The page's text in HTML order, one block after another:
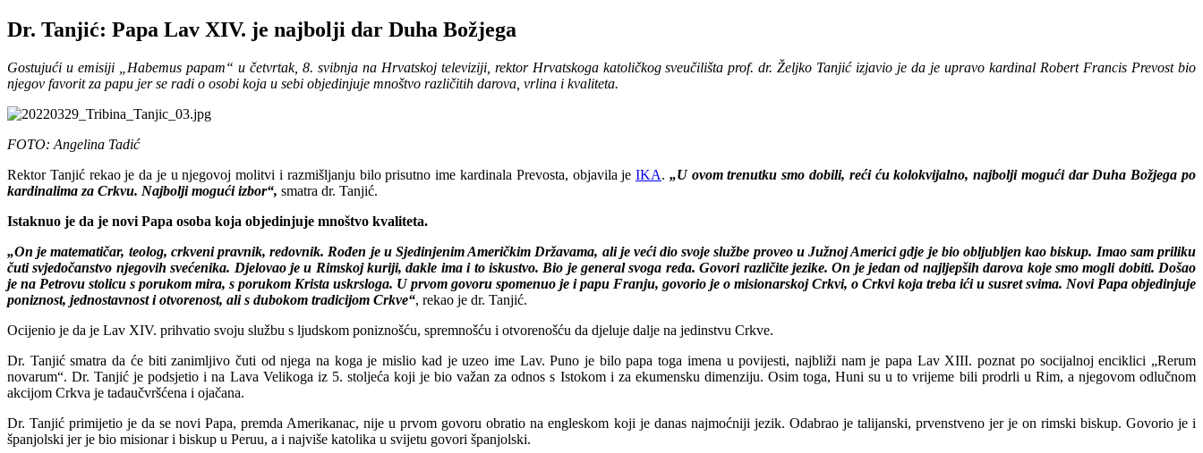
Dr. Tanjić: Papa Lav XIV. je najbolji dar Duha Božjega
Gostujući u emisiji „Habemus papam“ u četvrtak, 8. svibnja na Hrvatskoj televiziji, rektor Hrvatskoga katoličkog sveučilišta prof. dr. Željko Tanjić izjavio je da je upravo kardinal Robert Francis Prevost bio
njegov favorit za papu jer se radi o osobi koja u sebi objedinjuje mnoštvo različitih darova, vrlina i kvaliteta.
FOTO: Angelina Tadić
Rektor Tanjić rekao je da je u njegovoj molitvi i razmišljanju bilo prisutno ime kardinala Prevosta, objavila jeIKA. „U ovom trenutku smo dobili, reći ću kolokvijalno, najbolji mogući dar Duha Božjega po
kardinalima za Crkvu. Najbolji mogući izbor“, smatra dr. Tanjić.
Istaknuo je da je novi Papa osoba koja objedinjuje mnoštvo kvaliteta.
„On je matematičar, teolog, crkveni pravnik, redovnik. Rođen je u Sjedinjenim Američkim Državama, ali je veći dio svoje službe proveo u Južnoj Americi gdje je bio obljubljen kao biskup. Imao sam priliku
čuti svjedočanstvo njegovih svećenika. Djelovao je u Rimskoj kuriji, dakle ima i to iskustvo. Bio je general svoga reda. Govori različite jezike. On je jedan od najljepših darova koje smo mogli dobiti. Došao
je na Petrovu stolicu s porukom mira, s porukom Krista uskrsloga. U prvom govoru spomenuo je i papu Franju, govorio je o misionarskoj Crkvi, o Crkvi koja treba ići u susret svima. Novi Papa objedinjuje
poniznost, jednostavnost i otvorenost, ali s dubokom tradicijom Crkve“, rekao je dr. Tanjić.
Ocijenio je da je Lav XIV. prihvatio svoju službu s ljudskom poniznošću, spremnošću i otvorenošću da djeluje dalje na jedinstvu Crkve.
Dr. Tanjić smatra da će biti zanimljivo čuti od njega na koga je mislio kad je uzeo ime Lav. Puno je bilo papa toga imena u povijesti, najbliži nam je papa Lav XIII. poznat po socijalnoj enciklici „Rerum
novarum“. Dr. Tanjić je podsjetio i na Lava Velikoga iz 5. stoljeća koji je bio važan za odnos s Istokom i za ekumensku dimenziju. Osim toga, Huni su u to vrijeme bili prodrli u Rim, a njegovom odlučnom
akcijom Crkva je tadaučvršćena i ojačana.
Dr. Tanjić primijetio je da se novi Papa, premda Amerikanac, nije u prvom govoru obratio na engleskom koji je danas najmoćniji jezik. Odabrao je talijanski, prvenstveno jer je on rimski biskup. Govorio je i
španjolski jer je bio misionar i biskup u Peruu, a i najviše katolika u svijetu govori španjolski.